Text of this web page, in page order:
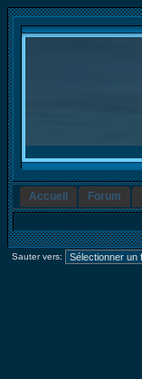
Accueil Forum
Sauter vers: